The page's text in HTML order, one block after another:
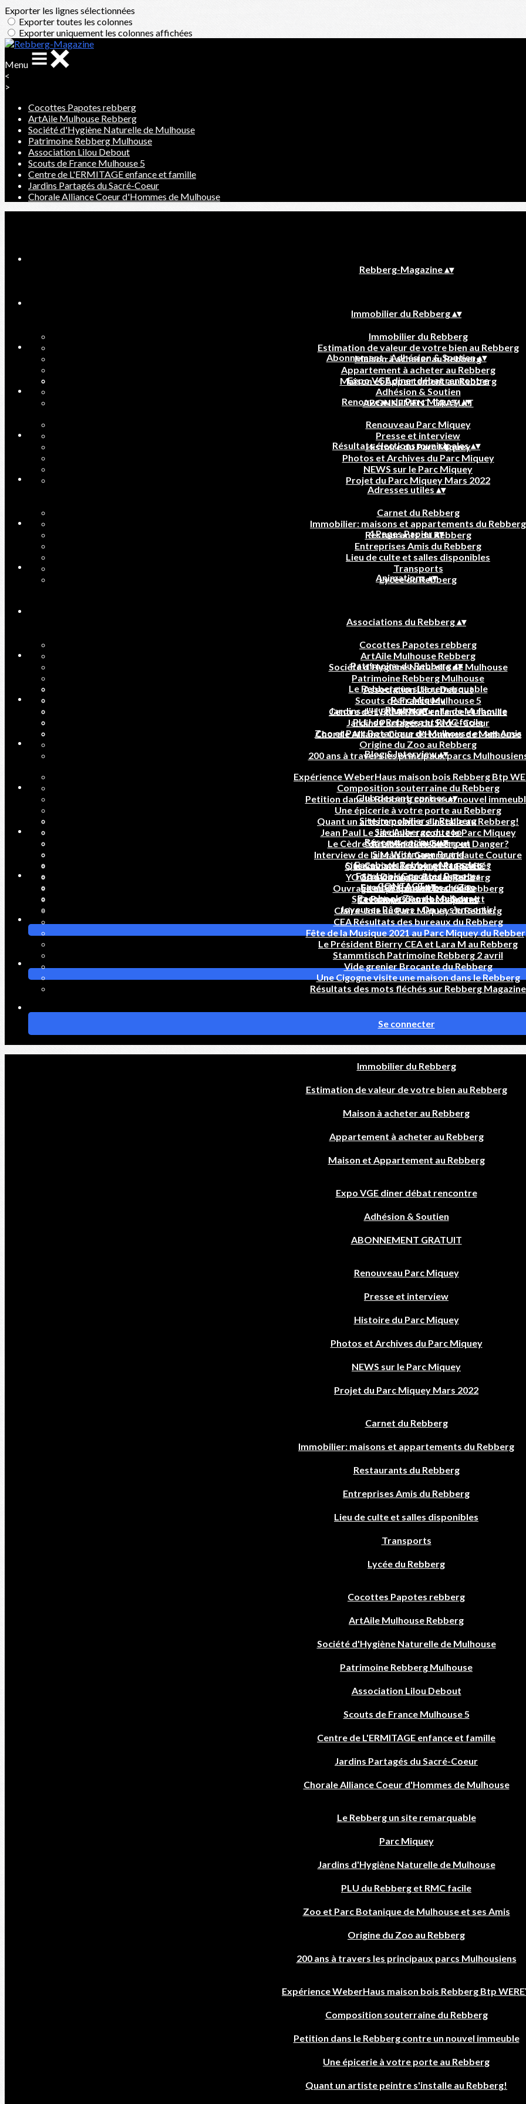
Exporter les lignes sélectionnées
Exporter toutes les colonnes
Exporter uniquement les colonnes affichées
Menu
<
>
Cocottes Papotes rebberg
ArtAile Mulhouse Rebberg
Société d'Hygiène Naturelle de Mulhouse
Patrimoine Rebberg Mulhouse
Association Lilou Debout
Scouts de France Mulhouse 5
Centre de L'ERMITAGE enfance et famille
Jardins Partagés du Sacré-Coeur
Chorale Alliance Coeur d'Hommes de Mulhouse
Rebberg-Magazine▴▾
Immobilier du Rebberg▴▾
Immobilier du Rebberg
Estimation de valeur de votre bien au Rebberg
Maison à acheter au Rebberg
Appartement à acheter au Rebberg
Maison et Appartement au Rebberg
Abonnement - Adhésion & Soutien▴▾
Expo VGE diner débat rencontre
Adhésion & Soutien
ABONNEMENT GRATUIT
Renouveau du Parc Miquey▴▾
Renouveau Parc Miquey
Presse et interview
Histoire du Parc Miquey
Photos et Archives du Parc Miquey
NEWS sur le Parc Miquey
Projet du Parc Miquey Mars 2022
Résultats élections municipales▴▾
Adresses utiles ▴▾
Carnet du Rebberg
Immobilier: maisons et appartements du Rebberg
Restaurants du Rebberg
Entreprises Amis du Rebberg
Lieu de culte et salles disponibles
Transports
Lycée du Rebberg
4 Pages Papier▴▾
Animations▴▾
Associations du Rebberg▴▾
Cocottes Papotes rebberg
ArtAile Mulhouse Rebberg
Société d'Hygiène Naturelle de Mulhouse
Patrimoine Rebberg Mulhouse
Association Lilou Debout
Scouts de France Mulhouse 5
Centre de L'ERMITAGE enfance et famille
Jardins Partagés du Sacré-Coeur
Chorale Alliance Coeur d'Hommes de Mulhouse
Patrimoine du Rebberg▴▾
Le Rebberg un site remarquable
Parc Miquey
Jardins d'Hygiène Naturelle de Mulhouse
PLU du Rebberg et RMC facile
Zoo et Parc Botanique de Mulhouse et ses Amis
Origine du Zoo au Rebberg
200 ans à travers les principaux parcs
Photos▴▾
Blog & Interview▴▾
Expérience WeberHaus maison bois Rebberg Btp
Composition souterraine du Rebberg
Petition dans le Rebberg contre un nouvel
Une épicerie à votre porte au Rebberg
Quant un artiste peintre s'installe au Rebberg!
Jean Paul Le Jardinier raconte le Parc Miquey
Le Cèdre du Liban du Rebberg en Danger?
Interview de la Maison Guerrout Haute Couture
Qui connait les Voyages LESAGE ?
YOGA à domicile dans le Rebberg
Ouvrage en préparation sur le Rebberg
Création Cocottes Papotes
Claire-Joie au Parc Miquey du Rebberg
CEA Résultats des bureaux du Rebberg
Fête de la Musique 2021 au Parc Miquey du
Le Président Bierry CEA et Lara M au Rebberg
Stammtisch Patrimoine Rebberg 2 avril
Vide grenier Brocante du Rebberg
Une Cigogne visite une maison dans le Rebberg
Résultats des mots fléchés sur Rebberg Magazine
Club des entreprises▴▾
Site immobilier au Rebberg
Site Auberge du zoo
Site collection Guerrout
Site Wittmann Brand
Site Caviste Terroir et Propriétés
Site Dirringer Boulangerie
Site JCS Conseil en crédits
Site Pompes Funèbres Schmitt
Réseaux sociaux▴▾
Facebook Rebberg Magazine
Facebook Cocottes Papotes
Facebook Auberge du Zoo
Facebook Zoo de Mulhouse
Joyeuses Pâques - On va s'en sortir!
CONTACT▴▾
Se connecter
Immobilier du Rebberg
Estimation de valeur de votre bien au Rebberg
Maison à acheter au Rebberg
Appartement à acheter au Rebberg
Maison et Appartement au Rebberg
Expo VGE diner débat rencontre
Adhésion & Soutien
ABONNEMENT GRATUIT
Renouveau Parc Miquey
Presse et interview
Histoire du Parc Miquey
Photos et Archives du Parc Miquey
NEWS sur le Parc Miquey
Projet du Parc Miquey Mars 2022
Carnet du Rebberg
Immobilier: maisons et appartements du Rebberg
Restaurants du Rebberg
Entreprises Amis du Rebberg
Lieu de culte et salles disponibles
Transports
Lycée du Rebberg
Cocottes Papotes rebberg
ArtAile Mulhouse Rebberg
Société d'Hygiène Naturelle de Mulhouse
Patrimoine Rebberg Mulhouse
Association Lilou Debout
Scouts de France Mulhouse 5
Centre de L'ERMITAGE enfance et famille
Jardins Partagés du Sacré-Coeur
Chorale Alliance Coeur d'Hommes de Mulhouse
Le Rebberg un site remarquable
Parc Miquey
Jardins d'Hygiène Naturelle de Mulhouse
PLU du Rebberg et RMC facile
Zoo et Parc Botanique de Mulhouse et ses Amis
Origine du Zoo au Rebberg
200 ans à travers les principaux parcs Mulhousiens
Expérience WeberHaus maison bois Rebberg Btp
Composition souterraine du Rebberg
Petition dans le Rebberg contre un nouvel immeuble
Une épicerie à votre porte au Rebberg
Quant un artiste peintre s'installe au Rebberg!